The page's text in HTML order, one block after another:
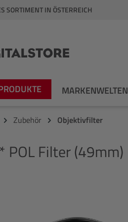
springen
SORTIMENT IN ÖSTERREICH
MARKENWELTEN
Zubehör Objektivfilter
POL Filter (49mm)